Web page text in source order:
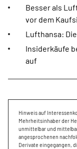
Besser als
vor dem
Lufthansa:
Insiderkäufe
auf
Hinweis auf
Mehrheitsinhaber der
unmittelbar und
angesprochenen
Derivate eingegangen,